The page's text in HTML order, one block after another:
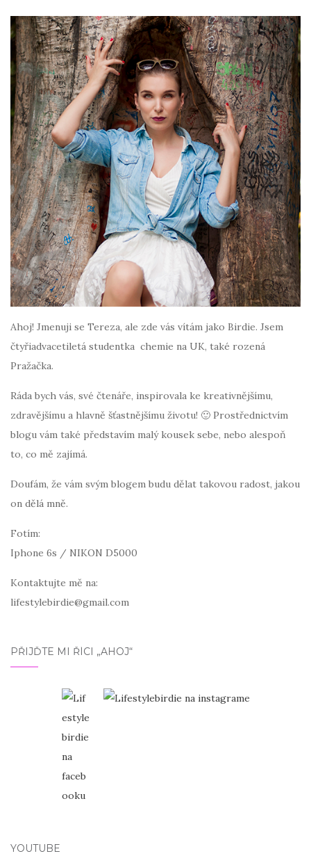
Ahoj! Jmenuji se Tereza, ale zde vás vítám jako Birdie. Jsem
čtyřiadvacetiletá studentka chemie na UK, také rozená
Pražačka.
Ráda bych vás, své čtenáře, inspirovala ke kreativnějšímu,
zdravějšímu a hlavně šťastnějšímu životu! 🙂 Prostřednictvím
blogu vám také představím malý kousek sebe, nebo alespoň
to, co mě zajímá.
Doufám, že vám svým blogem budu dělat takovou radost, jakou
on dělá mně.
Fotím:
Iphone 6s / NIKON D5000
Kontaktujte mě na:
lifestylebirdie@gmail.com
PŘIJĎTE MI ŘÍCI „AHOJ“
YOUTUBE